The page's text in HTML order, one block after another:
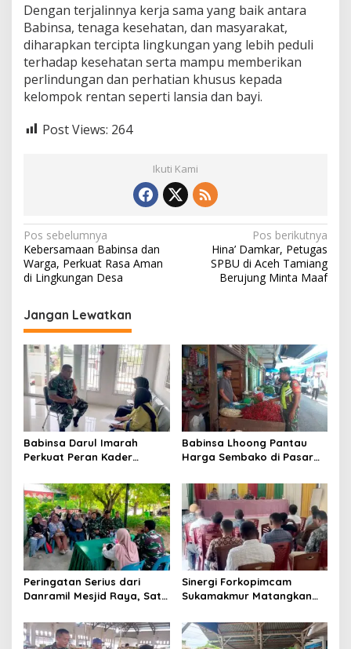
Dengan terjalinnya kerja sama yang baik antara
Babinsa, tenaga kesehatan, dan masyarakat,
diharapkan tercipta lingkungan yang lebih peduli
terhadap kesehatan serta mampu memberikan
perlindungan dan perhatian khusus kepada
kelompok rentan seperti lansia dan bayi.
Post Views: 264
Ikuti Kami
N
a
v
i
g
a
s
i
p
o
s
Pos sebelumnya
Kebersamaan Babinsa dan
Warga, Perkuat Rasa Aman
di Lingkungan Desa
Pos berikutnya
Hina’ Damkar, Petugas
SPBU di Aceh Tamiang
Berujung Minta Maaf
Jangan Lewatkan
Babinsa Darul Imarah
Perkuat Peran Kader
Mendukung Program Gizi
Anak
Babinsa Lhoong Pantau
Harga Sembako di Pasar
Perkembangannya
Peringatan Serius dari
Danramil Mesjid Raya, Satu
Diri, Keluarga, hingga
Satuan
Sinergi Forkopimcam
Sukamakmur Matangkan
Semangat Kebersamaan
Jadi Kunci Sukses